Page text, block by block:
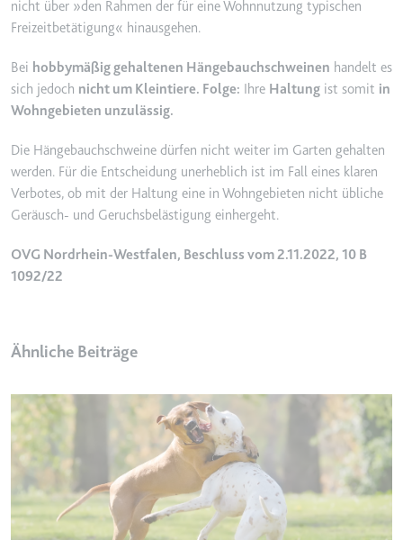
Zweck:
Wird verwendet, um Daten zu
und das Verhalten des Besuchers
zu senden. Erfasst den Besucher
über Geräte und Marketingkanäle
Ablauf:
2 Jahre
Typ:
HTTP-Cookie
_gcl_au
Conversion-Rate der Anzeigen der
hinweg gesammelt werden.
3 Monate
Typ:
HTTP-Cookie
_gcl_ls
Ablauf:
Sitzung
nicht über »den Rahmen der für eine Wohnnutzung typischen
Freizeitbetätigung« hinausgehen.
Bei hobbymäßig gehaltenen Hängebauchschweinen handelt es
sich jedoch nicht um Kleintiere. Folge: Ihre Haltung ist somit in
Wohngebieten unzulässig.
Die Hängebauchschweine dürfen nicht weiter im Garten gehalten
werden. Für die Entscheidung unerheblich ist im Fall eines klaren
Verbotes, ob mit der Haltung eine in Wohngebieten nicht übliche
Geräusch- und Geruchsbelästigung einhergeht.
OVG Nordrhein-Westfalen, Beschluss vom 2.11.2022, 10 B
1092/22
Ähnliche Beiträge